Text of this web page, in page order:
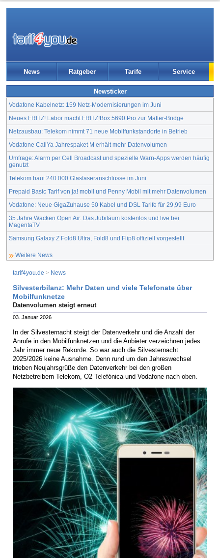
News Ratgeber Tarife Service
Newsticker
Vodafone Kabelnetz: 159 Netz-Modernisierungen im Juni
Neues FRITZ! Labor macht FRITZ!Box 5690 Pro zur Matter-Bridge
Netzausbau: Telekom nimmt 71 neue Mobilfunkstandorte in Betrieb
Vodafone CallYa Jahrespaket M erhält mehr Datenvolumen
Umfrage: Alarm per Cell Broadcast und spezielle Warn-Apps werden häufig
genutzt
Telekom baut 240.000 Glasfaseranschlüsse im Juni
Prepaid Basic Tarif von ja! mobil und Penny Mobil mit mehr Datenvolumen
Vodafone: Neue GigaZuhause 50 Kabel und DSL Tarife für 29,99 Euro
35 Jahre Wacken Open Air: Das Jubiläum kostenlos und live bei
MagentaTV
Samsung Galaxy Z Fold8 Ultra, Fold8 und Flip8 offiziell vorgestellt
Weitere News
tarif4you.de > News
Silvesterbilanz: Mehr Daten und viele Telefonate über
Mobilfunknetze
Datenvolumen steigt erneut
03. Januar 2026
In der Silvesternacht steigt der Datenverkehr und die Anzahl der
Anrufe in den Mobilfunknetzen und die Anbieter verzeichnen jedes
Jahr immer neue Rekorde. So war auch die Silvesternacht
2025/2026 keine Ausnahme. Denn rund um den Jahreswechsel
trieben Neujahrsgrüße den Datenverkehr bei den großen
Netzbetreibern Telekom, O2 Telefónica und Vodafone nach oben.